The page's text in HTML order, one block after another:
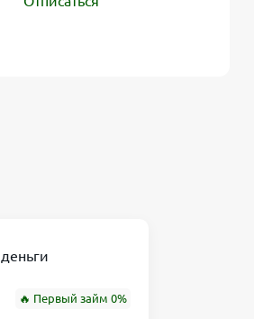
🔥 Первый займ 0%